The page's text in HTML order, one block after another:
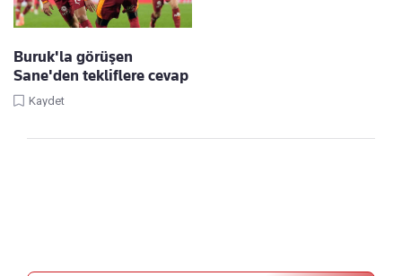
Buruk'la görüşen
Sane'den tekliflere cevap
Kaydet